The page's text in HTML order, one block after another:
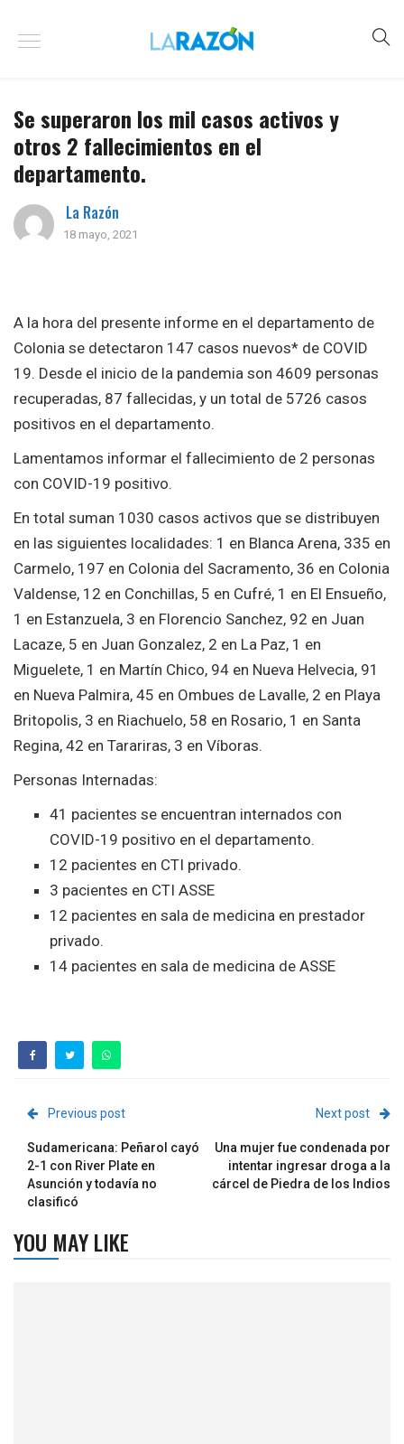
Se superaron los mil casos activos y
otros 2 fallecimientos en el
departamento.
La Razón
18 mayo, 2021
A la hora del presente informe en el departamento de
Colonia se detectaron 147 casos nuevos* de COVID
19. Desde el inicio de la pandemia son 4609 personas
recuperadas, 87 fallecidas, y un total de 5726 casos
positivos en el departamento.
Lamentamos informar el fallecimiento de 2 personas
con COVID-19 positivo.
En total suman 1030 casos activos que se distribuyen
en las siguientes localidades: 1 en Blanca Arena, 335 en
Carmelo, 197 en Colonia del Sacramento, 36 en Colonia
Valdense, 12 en Conchillas, 5 en Cufré, 1 en El Ensueño,
1 en Estanzuela, 3 en Florencio Sanchez, 92 en Juan
Lacaze, 5 en Juan Gonzalez, 2 en La Paz, 1 en
Miguelete, 1 en Martín Chico, 94 en Nueva Helvecia, 91
en Nueva Palmira, 45 en Ombues de Lavalle, 2 en Playa
Britopolis, 3 en Riachuelo, 58 en Rosario, 1 en Santa
Regina, 42 en Tarariras, 3 en Víboras.
Personas Internadas:
41 pacientes se encuentran internados con
COVID-19 positivo en el departamento.
12 pacientes en CTI privado.
3 pacientes en CTI ASSE
12 pacientes en sala de medicina en prestador
privado.
14 pacientes en sala de medicina de ASSE
Previous post
Sudamericana: Peñarol cayó
2-1 con River Plate en
Asunción y todavía no
clasificó
Next post
Una mujer fue condenada por
intentar ingresar droga a la
cárcel de Piedra de los Indios
YOU MAY LIKE